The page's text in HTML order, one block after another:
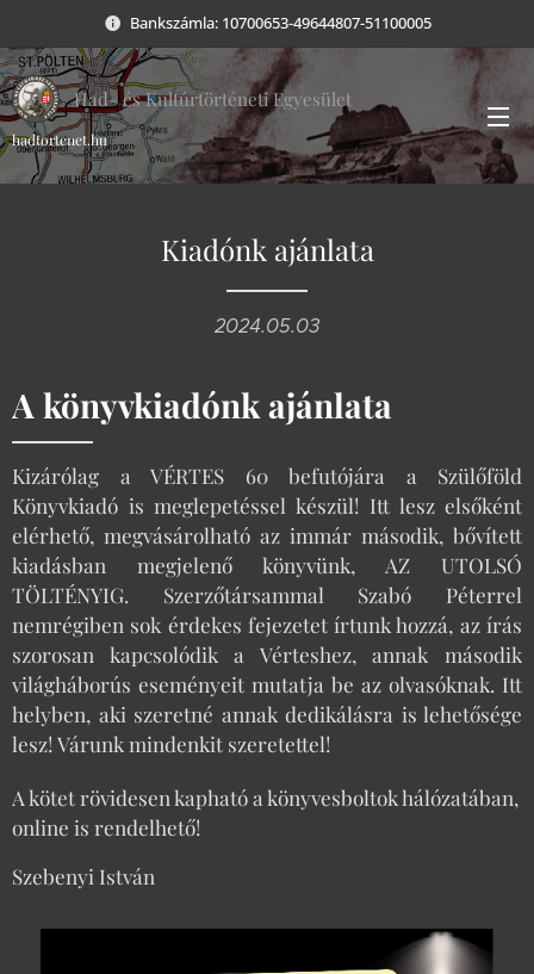
Bankszámla: 10700653-49644807-51100005
Had- és Kultúrtörténeti Egyesület
hadtortenet.hu
Kiadónk ajánlata
2024.05.03
A könyvkiadónk ajánlata
Kizárólag a VÉRTES 60 befutójára a Szülőföld
Könyvkiadó is meglepetéssel készül! Itt lesz elsőként
elérhető, megvásárolható az immár második, bővített
kiadásban megjelenő könyvünk, AZ UTOLSÓ
TÖLTÉNYIG. Szerzőtársammal Szabó Péterrel
nemrégiben sok érdekes fejezetet írtunk hozzá, az írás
szorosan kapcsolódik a Vérteshez, annak második
világháborús eseményeit mutatja be az olvasóknak. Itt
helyben, aki szeretné annak dedikálásra is lehetősége
lesz! Várunk mindenkit szeretettel!
A kötet rövidesen kapható a könyvesboltok hálózatában,
online is rendelhető!
Szebenyi István